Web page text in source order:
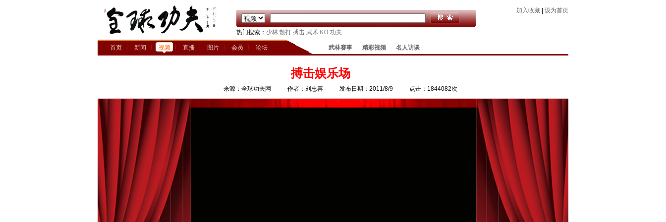
热门搜索： 少林 散打 搏击 武术 KO 功夫
加入收藏 设为首页
首页 新闻 视频 直播 图片 会员 论坛 武林赛事 精彩视频 名人访谈
搏击娱乐场
来源：全球功夫网 作者：刘忠喜 发布日期：2011/8/9 点击：1844082次